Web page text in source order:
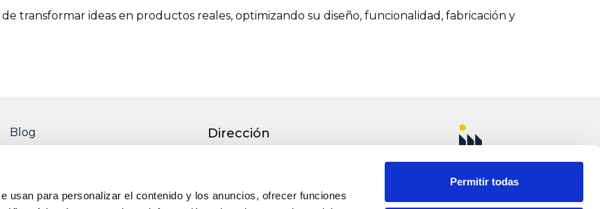
usan para personalizar el contenido y los anuncios, ofrecer funciones
Permitir todas
transformar ideas en productos reales, optimizando su diseño, funcionalidad, fabricación y
en diseño industrial ha crecido debido a:
industriales
departamentos de ingeniería, diseño de producto, desarrollo de prototipos y fabricación.
a desarrollar estas competencias técnicas, combinando formación teórica con
Blog Dirección